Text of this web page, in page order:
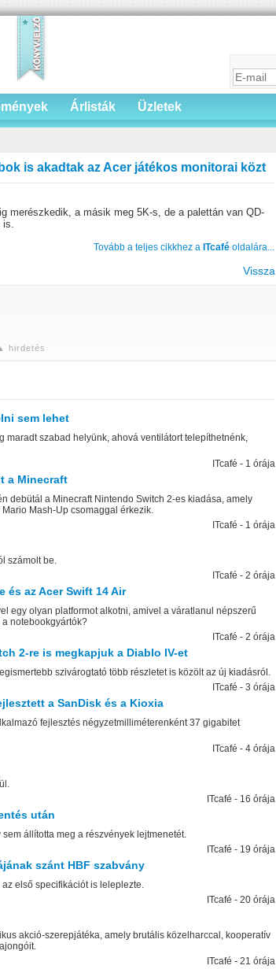
Árlisták Üzletek
is akadtak az Acer játékos monitorai közt
merészkedik, a másik meg 5K-s, de a palettán van QD-
is.
Tovább a teljes cikkhez a ITcafé oldalára...
Vissza
hirdetés
sem lehet
maradt szabad helyünk, ahová ventilátort telepíthetnénk,
ITcafé - 1 órája
a Minecraft
debütál a Minecraft Nintendo Switch 2-es kiadása, amely
Mash-Up csomaggal érkezik.
ITcafé - 1 órája
számolt be.
ITcafé - 2 órája
és az Acer Swift 14 Air
egy olyan platformot alkotni, amivel a váratlanul népszerű
notebookgyártók?
ITcafé - 2 órája
2-re is megkapjuk a Diablo IV-et
szivárogtató több részletet is közölt az új kiadásról.
ITcafé - 3 órája
a SanDisk és a Kioxia
fejlesztés négyzetmilliméterenként 37 gigabitet
ITcafé - 4 órája
ITcafé - 16 órája
után
állította meg a részvények lejtmenetét.
ITcafé - 19 órája
szánt HBF szabvány
első specifikációt is leleplezte.
ITcafé - 20 órája
akció-szerepjátéka, amely brutális közelharccal, kooperatív
ITcafé - 21 órája